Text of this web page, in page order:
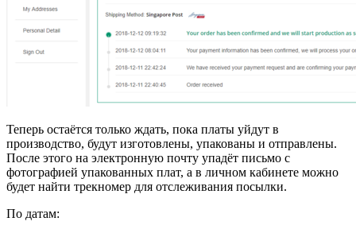
Теперь остаётся только ждать, пока платы уйдут в
производство, будут изготовлены, упакованы и отправлены.
После этого на электронную почту упадёт письмо с
фотографией упакованных плат, а в личном кабинете можно
будет найти трекномер для отслеживания посылки.
По датам: